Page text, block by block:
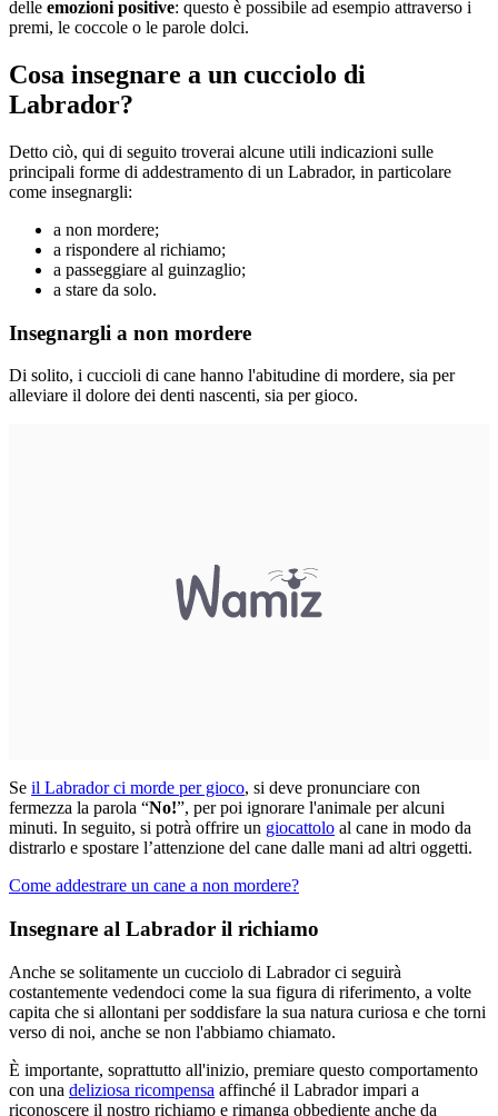
delle emozioni positive: questo è possibile ad esempio attraverso i
premi, le coccole o le parole dolci.
Cosa insegnare a un cucciolo di
Labrador?
Detto ciò, qui di seguito troverai alcune utili indicazioni sulle
principali forme di addestramento di un Labrador, in particolare
come insegnargli:
a non mordere;
a rispondere al richiamo;
a passeggiare al guinzaglio;
a stare da solo.
Insegnargli a non mordere
Di solito, i cuccioli di cane hanno l'abitudine di mordere, sia per
alleviare il dolore dei denti nascenti, sia per gioco.
Se il Labrador ci morde per gioco, si deve pronunciare con
fermezza la parola “No!”, per poi ignorare l'animale per alcuni
minuti. In seguito, si potrà offrire un giocattolo al cane in modo da
distrarlo e spostare l’attenzione del cane dalle mani ad altri oggetti.
Come addestrare un cane a non mordere?
Insegnare al Labrador il richiamo
Anche se solitamente un cucciolo di Labrador ci seguirà
costantemente vedendoci come la sua figura di riferimento, a volte
capita che si allontani per soddisfare la sua natura curiosa e che torni
verso di noi, anche se non l'abbiamo chiamato.
È importante, soprattutto all'inizio, premiare questo comportamento
con una deliziosa ricompensa affinché il Labrador impari a
riconoscere il nostro richiamo e rimanga obbediente anche da